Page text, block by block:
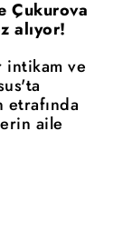
Çukurova
alıyor!
intikam ve
aile